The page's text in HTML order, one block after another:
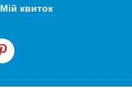
Мій квиток